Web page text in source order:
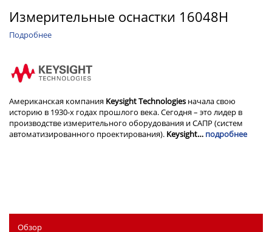
Измерительные оснастки 16048H
Подробнее
Американская компания Keysight Technologies начала свою
историю в 1930-х годах прошлого века. Сегодня – это лидер в
производстве измерительного оборудования и САПР (систем
автоматизированного проектирования). Keysight… подробнее
Обзор